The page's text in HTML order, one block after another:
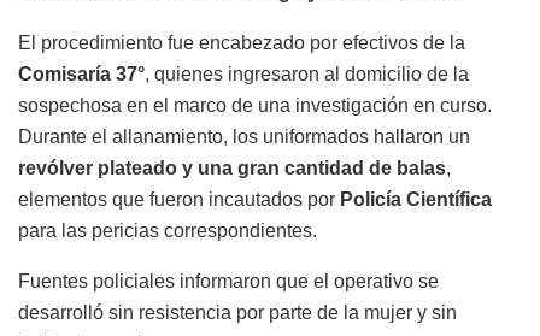
El procedimiento fue encabezado por efectivos de la
Comisaría 37°, quienes ingresaron al domicilio de la
sospechosa en el marco de una investigación en curso.
Durante el allanamiento, los uniformados hallaron un
revólver plateado y una gran cantidad de balas,
elementos que fueron incautados por Policía Científica
para las pericias correspondientes.
Fuentes policiales informaron que el operativo se
desarrolló sin resistencia por parte de la mujer y sin